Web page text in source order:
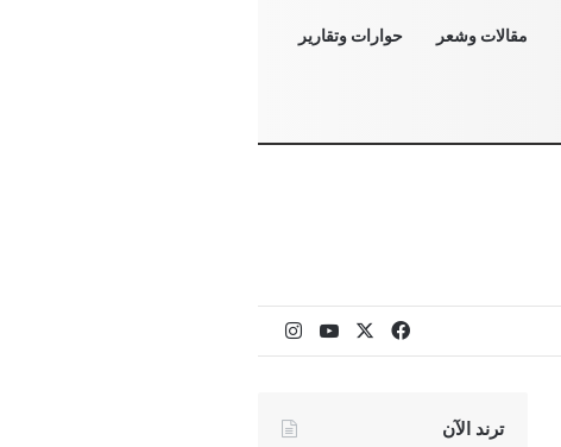
مقالات وشعر حوارات وتقارير
فيسبوك ‫YouTubeانستقرام
ترند الآن